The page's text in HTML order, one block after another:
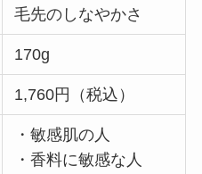
毛先のしなやかさ
170g
1,760円（税込）
・敏感肌の人
・香料に敏感な人